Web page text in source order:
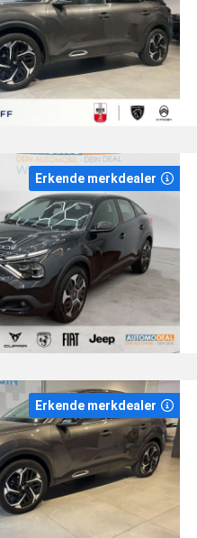
Erkende merkdealer
Erkende merkdealer